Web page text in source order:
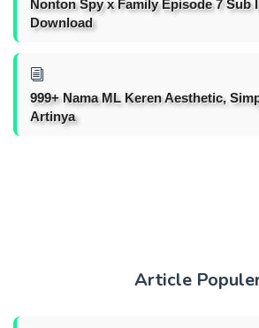
Nonton Spy x Family Episode 7 Sub
Download
999+ Nama ML Keren Aesthetic,
Artinya
Article